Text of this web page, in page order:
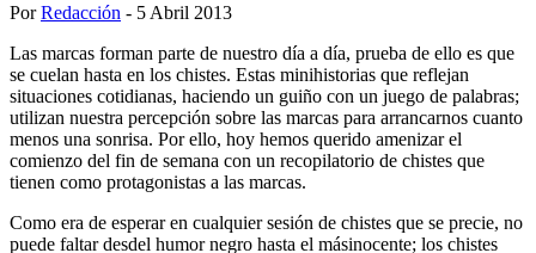
PorRedacción - 5 Abril 2013
Las marcas forman parte de nuestro día a día, prueba de ello es que
se cuelan hasta en los chistes. Estas minihistorias que reflejan
situaciones cotidianas, haciendo un guiño con un juego de palabras;
utilizan nuestra percepción sobre las marcas para arrancarnos cuanto
menos una sonrisa. Por ello, hoy hemos querido amenizar el
comienzo del fin de semana con un recopilatorio de chistes que
tienen como protagonistas a las marcas.
Como era de esperar en cualquier sesión de chistes que se precie, no
puede faltar desdel humor negro hasta el másinocente; los chistes